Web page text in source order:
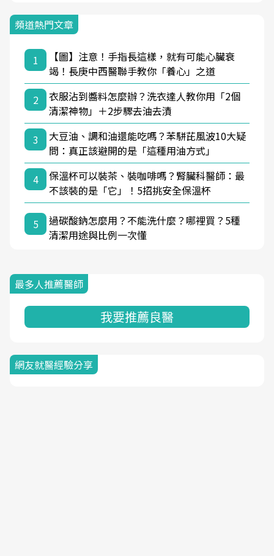
頻道熱門文章
1
【圖】注意！手指長這樣，就有可能心臟衰
竭！長庚中西醫聯手教你「養心」之道
2
衣服沾到醬料怎麼辦？洗衣達人教你用「2個
清潔神物」＋2步驟去油去漬
3
大豆油、調和油還能吃嗎？苯駢芘風波10大疑
問：真正該避開的是「這種用油方式」
4
保溫杯可以裝茶、裝咖啡嗎？腎臟科醫師：最
不該裝的是「它」！5招挑安全保溫杯
5
過碳酸鈉怎麼用？不能洗什麼？哪裡買？5種
清潔用途與比例一次懂
最多人推薦醫師
我要推薦良醫
網友就醫經驗分享